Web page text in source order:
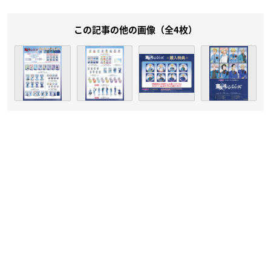
この記事の他の画像（全4枚）